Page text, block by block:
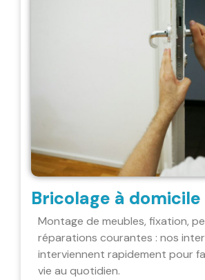
Bricolage à domicile
Montage de meubles, fixation,
réparations courantes : nos
interviennent rapidement pour
vie au quotidien.